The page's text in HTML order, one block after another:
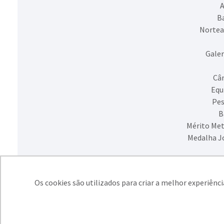
Os cookies são utilizados para criar a melhor
Mérito
Medalha